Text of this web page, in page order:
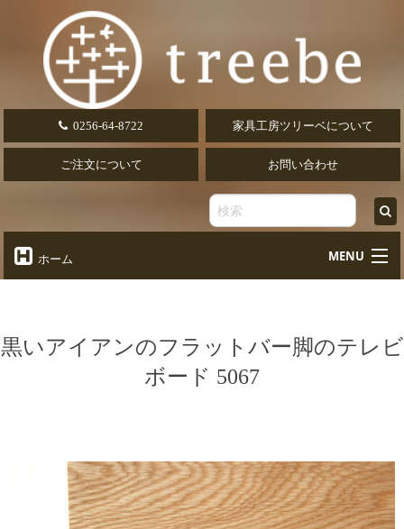
0256-64-8722 家具工房ツリーベについて
ご注文について お問い合わせ
ホーム MENU
オーダーデスク
Desk
椅子・ソファ
収納家具
Storage
木の小物・その他
黒いアイアンのフラットバー脚のテレビ
ボード 5067